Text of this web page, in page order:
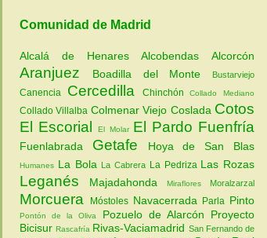
Comunidad de Madrid
Alcalá de HenaresAlcobendas Alcorcón
Aranjuez Boadilla del Monte Bustarviejo
Canencia Cercedilla ChinchónCollado Mediano
Collado Villalba Colmenar Viejo Coslada Cotos
El EscorialEl Molar El Pardo Fuenfría
Fuenlabrada Getafe Hoya de San Blas
Humanes La Bola La Cabrera La Pedriza Las Rozas
Leganés Majadahonda Miraflores Moralzarzal
Morcuera Móstoles Navacerrada Parla Pinto
Pontón de la Oliva Pozuelo de Alarcón Proyecto
BicisurRascafría Rivas-Vaciamadrid San Fernando de